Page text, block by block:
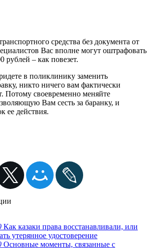
средства без документа от
Вас вполне могут оштрафовать
рублей – как повезет.
в поликлинику заменить
никто ничего вам фактически
Потому своевременно меняйте
Вам сесть за баранку, и
ее действия.
Как казаки права восстанавливали, или
утерянное удостоверение
Основные моменты, связанные с